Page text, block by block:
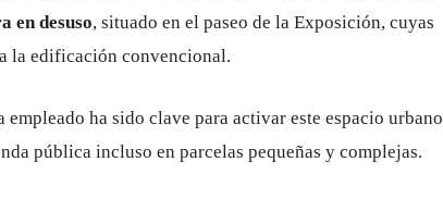
en desuso, situado en el paseo de la Exposición, cuyas
la edificación convencional.
empleado ha sido clave para activar este espacio urbano
pública incluso en parcelas pequeñas y complejas.